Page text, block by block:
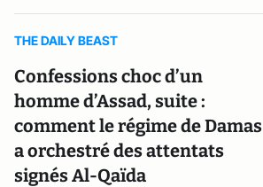
THE DAILY BEAST
Confessions choc d’un
homme d’Assad, suite :
comment le régime de Damas
a orchestré des attentats
signés Al-Qaïda